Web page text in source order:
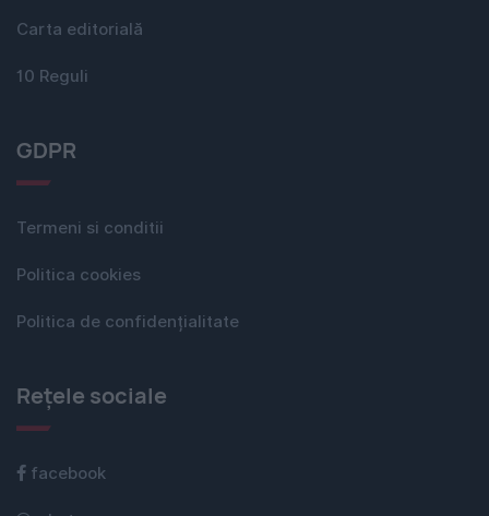
Carta editorială
10 Reguli
GDPR
Termeni si conditii
Politica cookies
Politica de confidențialitate
Rețele sociale
facebook